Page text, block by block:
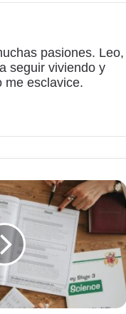
pasiones. Leo,
seguir viviendo y
me esclavice.